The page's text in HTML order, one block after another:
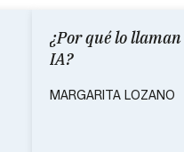
¿Por qué lo
IA?
MARGARITA LOZANO